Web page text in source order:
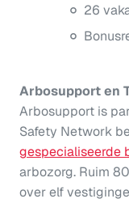
26
Arbosupport en
Arbosupport is
Safety Network
gespecialiseerde
arbozorg. Ruim
over elf